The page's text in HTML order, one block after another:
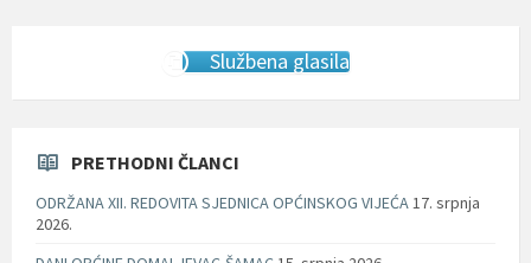
Službena glasila
PRETHODNI ČLANCI
ODRŽANA XII. REDOVITA SJEDNICA OPĆINSKOG VIJEĆA17. srpnja
2026.